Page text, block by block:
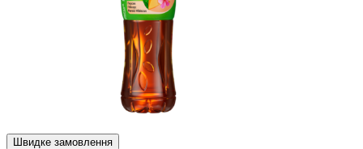
Швидке замовлення